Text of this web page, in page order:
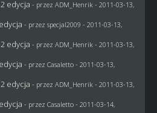
edycja - przez ADM_Henrik - 2011-03-13,
- przez specjal2009 - 2011-03-13,
edycja - przez ADM_Henrik - 2011-03-13,
- przez Casaletto- 2011-03-13,
edycja - przez ADM_Henrik - 2011-03-13,
- przez Casaletto- 2011-03-14,